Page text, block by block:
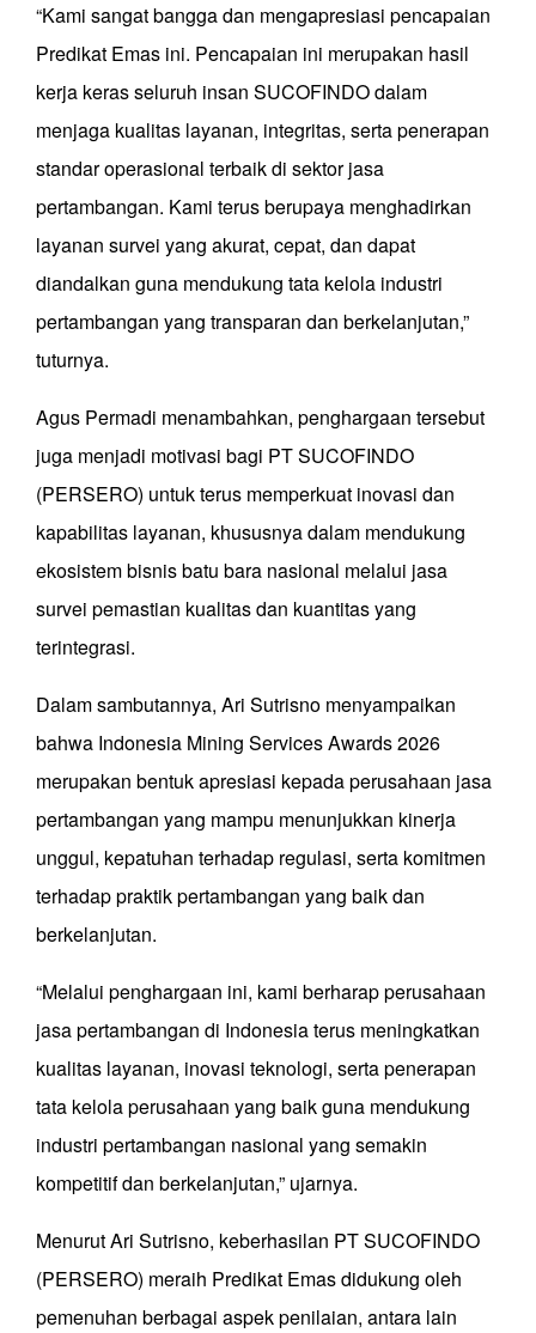
“Kami sangat bangga dan mengapresiasi pencapaian
Predikat Emas ini. Pencapaian ini merupakan hasil
kerja keras seluruh insan SUCOFINDO dalam
menjaga kualitas layanan, integritas, serta penerapan
standar operasional terbaik di sektor jasa
pertambangan. Kami terus berupaya menghadirkan
layanan survei yang akurat, cepat, dan dapat
diandalkan guna mendukung tata kelola industri
pertambangan yang transparan dan berkelanjutan,”
tuturnya.
Agus Permadi menambahkan, penghargaan tersebut
juga menjadi motivasi bagi PT SUCOFINDO
(PERSERO) untuk terus memperkuat inovasi dan
kapabilitas layanan, khususnya dalam mendukung
ekosistem bisnis batu bara nasional melalui jasa
survei pemastian kualitas dan kuantitas yang
terintegrasi.
Dalam sambutannya, Ari Sutrisno menyampaikan
bahwa Indonesia Mining Services Awards 2026
merupakan bentuk apresiasi kepada perusahaan jasa
pertambangan yang mampu menunjukkan kinerja
unggul, kepatuhan terhadap regulasi, serta komitmen
terhadap praktik pertambangan yang baik dan
berkelanjutan.
“Melalui penghargaan ini, kami berharap perusahaan
jasa pertambangan di Indonesia terus meningkatkan
kualitas layanan, inovasi teknologi, serta penerapan
tata kelola perusahaan yang baik guna mendukung
industri pertambangan nasional yang semakin
kompetitif dan berkelanjutan,” ujarnya.
Menurut Ari Sutrisno, keberhasilan PT SUCOFINDO
(PERSERO) meraih Predikat Emas didukung oleh
pemenuhan berbagai aspek penilaian, antara lain